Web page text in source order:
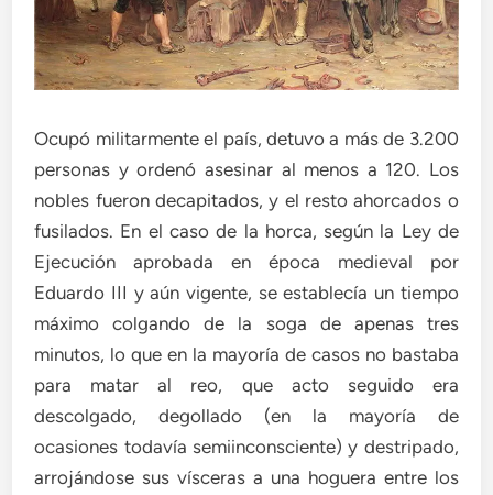
Ocupó militarmente el país, detuvo a más de 3.200
personas y ordenó asesinar al menos a 120. Los
nobles fueron decapitados, y el resto ahorcados o
fusilados. En el caso de la horca, según la Ley de
Ejecución aprobada en época medieval por
Eduardo III y aún vigente, se establecía un tiempo
máximo colgando de la soga de apenas tres
minutos, lo que en la mayoría de casos no bastaba
para matar al reo, que acto seguido era
descolgado, degollado (en la mayoría de
ocasiones todavía semiinconsciente) y destripado,
arrojándose sus vísceras a una hoguera entre los